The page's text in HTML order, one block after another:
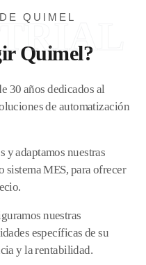
QUIMEL
Quimel?
30 años dedicados al
de automatización
y adaptamos nuestras
sistema MES, para ofrecer
nuestras
específicas de su
y la rentabilidad.